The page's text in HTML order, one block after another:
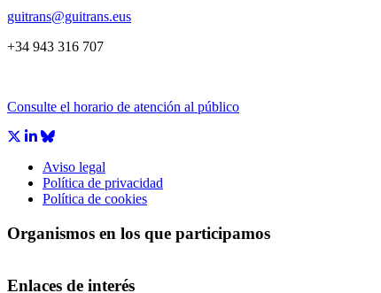
guitrans@guitrans.eus
+34 943 316 707
Consulte el horario de atención al público
Aviso legal
Política de privacidad
Política de cookies
Organismos en los que participamos
Enlaces de interés